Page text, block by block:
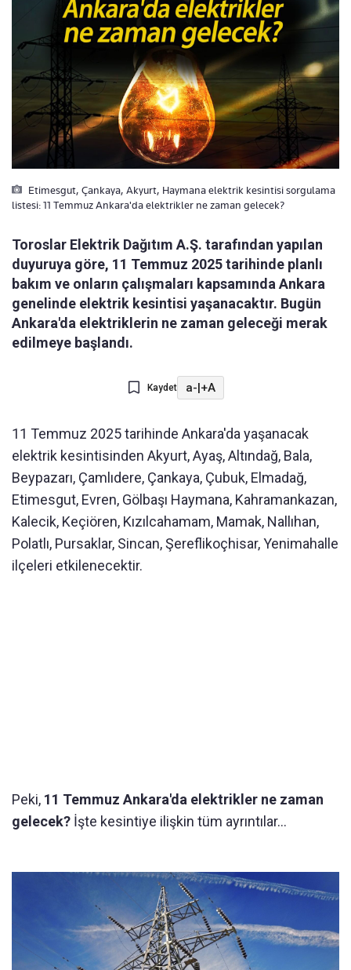
Etimesgut, Çankaya, Akyurt, Haymana elektrik kesintisi sorgulama
listesi: 11 Temmuz Ankara'da elektrikler ne zaman gelecek?
Toroslar Elektrik Dağıtım A.Ş. tarafından yapılan
duyuruya göre, 11 Temmuz 2025 tarihinde planlı
bakım ve onların çalışmaları kapsamında Ankara
genelinde elektrik kesintisi yaşanacaktır. Bugün
Ankara'da elektriklerin ne zaman geleceği merak
edilmeye başlandı.
Kaydet a-|+A
11 Temmuz 2025 tarihinde Ankara'da yaşanacak
elektrik kesintisinden Akyurt, Ayaş, Altındağ, Bala,
Beypazarı, Çamlıdere, Çankaya, Çubuk, Elmadağ,
Etimesgut, Evren, Gölbaşı Haymana, Kahramankazan,
Kalecik, Keçiören, Kızılcahamam, Mamak, Nallıhan,
Polatlı, Pursaklar, Sincan, Şereflikoçhisar, Yenimahalle
ilçeleri etkilenecektir.
Peki, 11 Temmuz Ankara'da elektrikler ne zaman
gelecek? İşte kesintiye ilişkin tüm ayrıntılar...